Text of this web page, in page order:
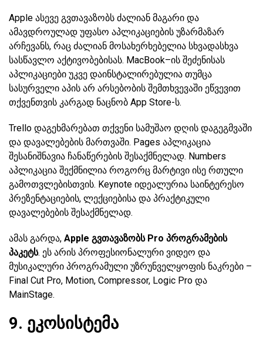
Apple ასევე გვთავაზობს ძალიან მაგარი და
ამავდროულად უფასო აპლიკაციების უზარმაზარ
არჩევანს, რაც ძალიან მოსახერხებელია სხვადასხვა
სასწავლო აქტივობებისას. MacBook–ის შეძენისას
აპლიკაციები უკვე დაინსტალირებულია თუმცა
სასურველი აპის არ არსებობის შემთხვევაში ეწვევით
თქვენთვის კარგად ნაცნობ App Store-ს.
Trello დაგეხმარებათ თქვენი სამუშაო დღის დაგეგმვაში
და დავალებების მართვაში. Pages აპლიკაცია
შესანიშნავია ჩანაწერების შესაქმნელად. Numbers
აპლიკაცია შექმნილია როგორც მარტივი ისე რთული
გამოთვლებისთვის. Keynote იდეალურია საინტერესო
პრეზენტაციების, ლექციებისა და პრაქტიკული
დავალებების შესაქმნელად.
ამას გარდა, Apple გვთავაზობს Pro პროგრამების
პაკეტს. ეს არის პროფესიონალური ვიდეო და
მუსიკალური პროგრამული უზრუნველყოფის ნაკრები –
Final Cut Pro, Motion, Compressor, Logic Pro და
MainStage.
9. ეკოსისტემა